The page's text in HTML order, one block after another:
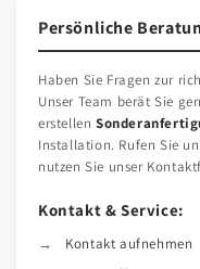
Persönliche
Haben Sie Fragen zur
Unser Team berät Sie
erstellen
Installation. Rufen Sie
nutzen Sie unser
Kontakt & Service:
Kontakt aufnehmen